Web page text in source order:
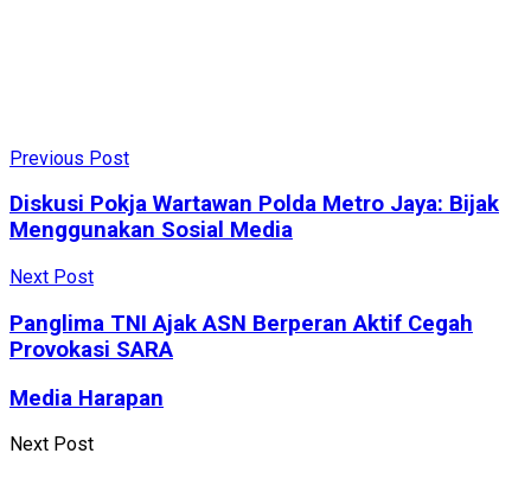
Previous Post
Diskusi Pokja Wartawan Polda Metro Jaya: Bijak
Menggunakan Sosial Media
Next Post
Panglima TNI Ajak ASN Berperan Aktif Cegah
Provokasi SARA
Media Harapan
Next Post